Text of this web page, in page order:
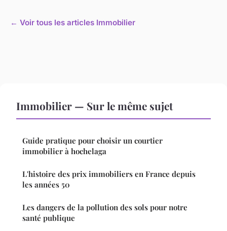
← Voir tous les articles Immobilier
Immobilier — Sur le même sujet
Guide pratique pour choisir un courtier
immobilier à hochelaga
L'histoire des prix immobiliers en France depuis
les années 50
Les dangers de la pollution des sols pour notre
santé publique